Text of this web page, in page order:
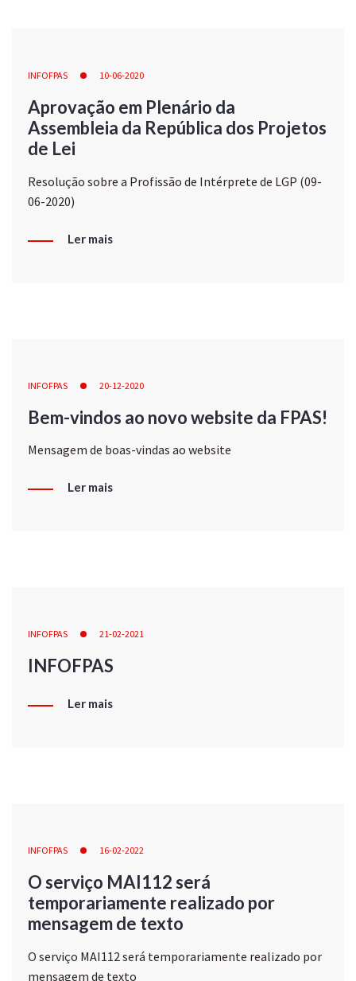
INFOFPAS 10-06-2020
Aprovação em Plenário da
Assembleia da República dos Projetos
de Lei
Resolução sobre a Profissão de Intérprete de LGP (09-
06-2020)
Ler mais
INFOFPAS 20-12-2020
Bem-vindos ao novo website da FPAS!
Mensagem de boas-vindas ao website
Ler mais
INFOFPAS 21-02-2021
INFOFPAS
Ler mais
INFOFPAS 16-02-2022
O serviço MAI112 será
temporariamente realizado por
mensagem de texto
O serviço MAI112 será temporariamente realizado por
mensagem de texto